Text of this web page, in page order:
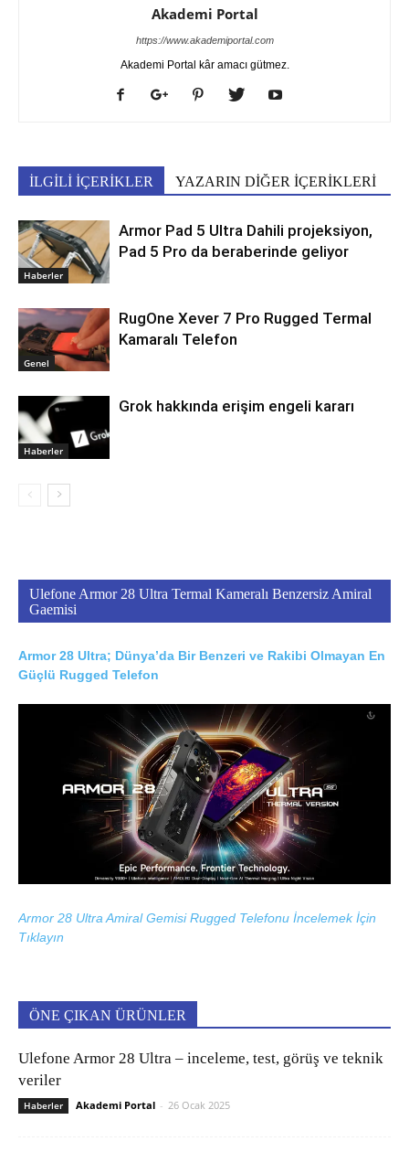
Akademi Portal
https://www.akademiportal.com
Akademi Portal kâr amacı gütmez.
İLGİLİ İÇERİKLER YAZARIN DİĞER İÇERİKLERİ
Haberler
Armor Pad 5 Ultra Dahili projeksiyon,
Pad 5 Pro da beraberinde geliyor
Genel
RugOne Xever 7 Pro Rugged Termal
Kamaralı Telefon
Haberler
Grok hakkında erişim engeli kararı
Ulefone Armor 28 Ultra Termal Kameralı Benzersiz Amiral
Gaemisi
Armor 28 Ultra; Dünya’da Bir Benzeri ve Rakibi Olmayan En
Güçlü Rugged Telefon
Armor 28 Ultra Amiral Gemisi Rugged Telefonu İncelemek İçin
Tıklayın
ÖNE ÇIKAN ÜRÜNLER
Ulefone Armor 28 Ultra – inceleme, test, görüş ve teknik
veriler
Haberler Akademi Portal - 26 Ocak 2025